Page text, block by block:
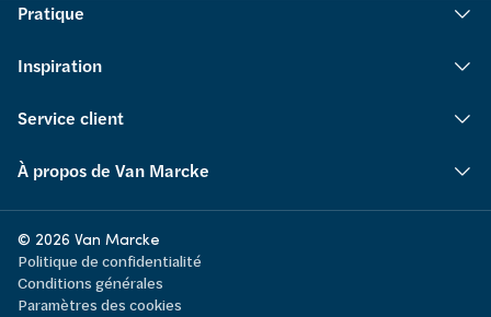
Pratique
Inspiration
Service client
À propos de Van Marcke
© 2026 Van Marcke
Politique de confidentialité
Conditions générales
Paramètres des cookies